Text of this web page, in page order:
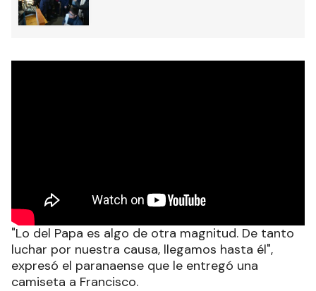
"Lo del Papa es algo de otra magnitud. De tanto
luchar por nuestra causa, llegamos hasta él",
expresó el paranaense que le entregó una
camiseta a Francisco.